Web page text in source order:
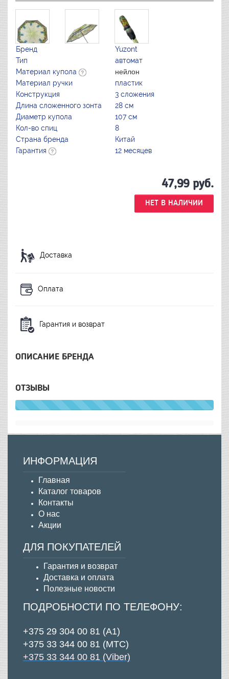
Бренд
Yuzont
Тип
автомат
Материал купола
нейлон
Материал ручки
пластик
Конструкция
3 сложения
Длина сложенного зонта
28 см
Диаметр купола
107 см
Кол-во спиц
8
Страна бренда
Китай
Гарантия
12 месяцев
47,99 руб.
НЕТ В НАЛИЧИИ
Доставка
Оплата
Гарантия и возврат
ОПИСАНИЕ БРЕНДА
ОТЗЫВЫ
100%
Complete
ИНФОРМАЦИЯ
Главная
Каталог товаров
Контакты
О нас
Акции
ДЛЯ ПОКУПАТЕЛЕЙ
Гарантия и возврат
Доставка и оплата
Полезные новости
ПОДРОБНОСТИ ПО ТЕЛЕФОНУ:
+375 29 304 00 81 (А1)
+375 33 344 00 81 (МТС)
+375 33 344 00 81 (Viber)